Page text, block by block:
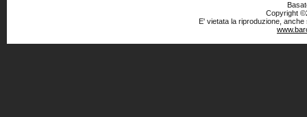
Copyright
E' vietata la riproduzione,